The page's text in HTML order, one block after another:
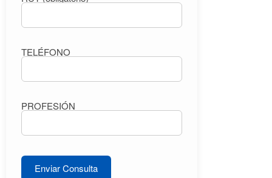
TELÉFONO
PROFESIÓN